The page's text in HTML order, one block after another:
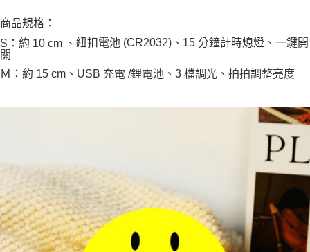
付款後萊爾富取貨
7-11取貨付款
每筆NT$85，滿NT$999(含以上)免運費
商品規格：
S：約 10 cm 、 紐扣電池 (CR2032)、15 分鐘計時熄燈、一鍵開
關
Ｍ：約 15 cm、USB 充電 /鋰電池、3 檔調光、拍拍調整亮度